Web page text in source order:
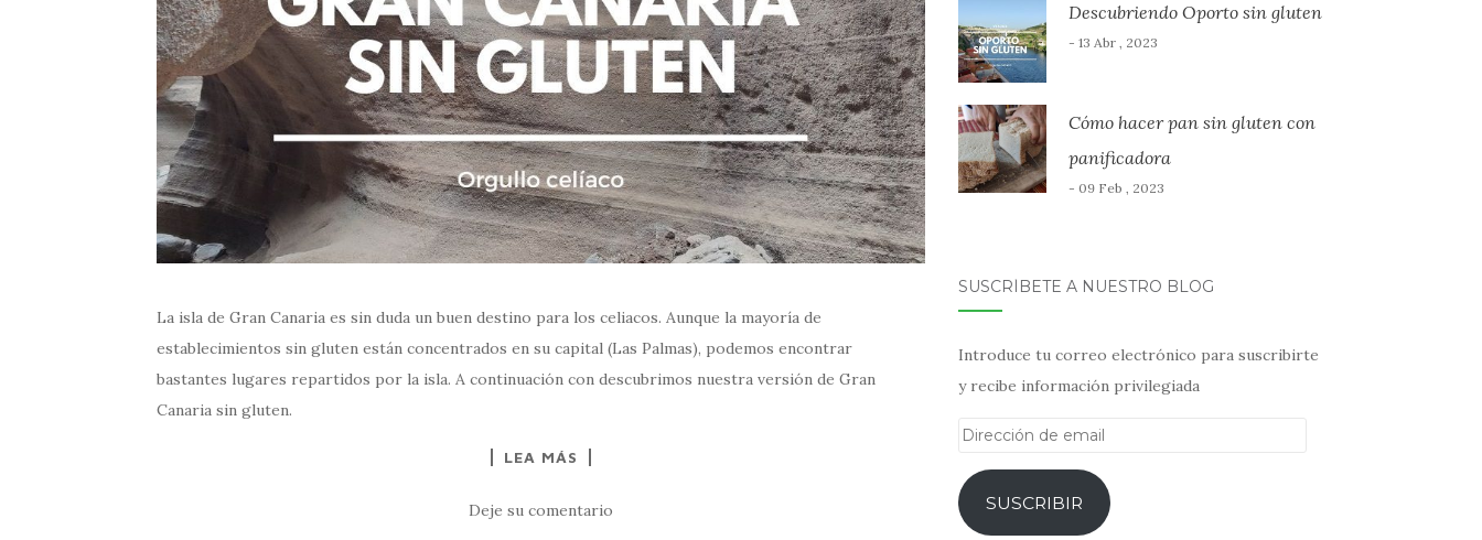
La isla de Gran Canaria es sin duda un buen destino para los celiacos. Aunque la mayoría de
establecimientos sin gluten están concentrados en su capital (Las Palmas), podemos encontrar
bastantes lugares repartidos por la isla. A continuación con descubrimos nuestra versión de Gran
Canaria sin gluten.
LEA MÁS
Deje su comentario
Descubriendo Oporto sin gluten
- 13 Abr , 2023
Cómo hacer pan sin gluten con
panificadora
- 09 Feb , 2023
SUSCRÍBETE A NUESTRO BLOG
Introduce tu correo electrónico para suscribirte
y recibe información privilegiada
Dirección
emailSUSCRIBIR